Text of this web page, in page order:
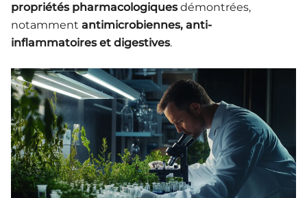
propriétés pharmacologiquesdémontrées,
notamment antimicrobiennes, anti-
inflammatoires et digestives.